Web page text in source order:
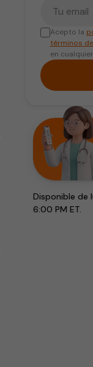
Acepto la
términos
en
Disponible de
6:00 PM ET.